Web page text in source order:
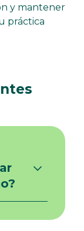
y mantener
práctica